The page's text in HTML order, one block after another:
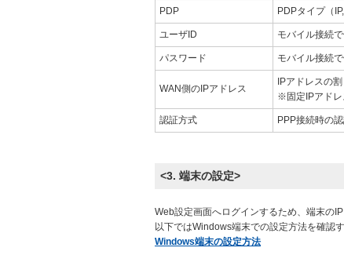
PDP PDPタイプ（
ユーザID モバイル接続
パスワード モバイル接続
WAN側のIPアドレス
IPアドレスの
※固定IPアドレ
認証方式 PPP接続時の
<3. 端末の設定>
Web設定画面へログインするため、端末のIP
以下ではWindows端末での設定方法を確認
Windows端末の設定方法